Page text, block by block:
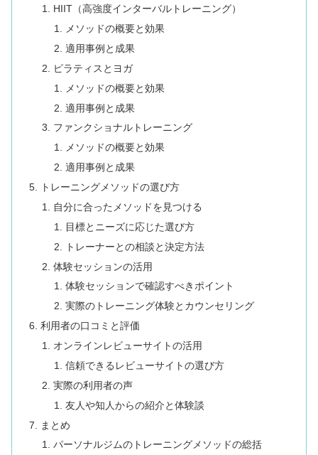
HIIT（高強度インターバルトレーニング）
メソッドの概要と効果
適用事例と成果
ピラティスとヨガ
メソッドの概要と効果
適用事例と成果
ファンクショナルトレーニング
メソッドの概要と効果
適用事例と成果
トレーニングメソッドの選び方
自分に合ったメソッドを見つける
目標とニーズに応じた選び方
トレーナーとの相談と決定方法
体験セッションの活用
体験セッションで確認すべきポイント
実際のトレーニング体験とカウンセリング
利用者の口コミと評価
オンラインレビューサイトの活用
信頼できるレビューサイトの選び方
実際の利用者の声
友人や知人からの紹介と体験談
まとめ
パーソナルジムのトレーニングメソッドの総括